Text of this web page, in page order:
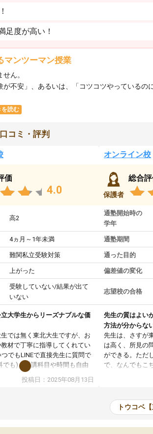
足度が高い！
マンツーマン授業
ん。
不安」、あるいは、「コツコツやっている
を読む
コミ・評判
価
4.0
高2
4ヵ月～1年未満
難関私立受験対策
上がった
受験していない/結果が出て
いない
大学生からリーズナブルな価
では無く東北大生ですが、お
材で丁寧に指導してくれてい
つでもLINEで直接先生に質問で
でも)。受講科目や時間も自由
、個人に合った勉強ができると
キュラム相談みたいなのがあり
投稿日：2025年08月13日
オンライン校
保護者
総合
通塾開始時の
学年
通塾期間
通った目的
偏差値の変化
志望校の合格
先生の質はよい
方法が分からな
先生は、さすが
は高く、所見の
ができる。ただ
で、なんでもこ
のだが、具体的
は、授業の先
いただいたが
範囲は限られ
トウコベ